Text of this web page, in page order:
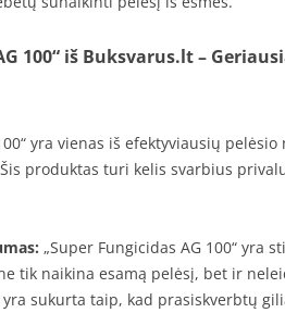
100“ iš Buksvarus.lt –
yra vienas iš efektyviausių
produktas turi kelis svarbius
„Super Fungicidas AG 100“ yra
tik naikina esamą pelėsį, bet ir
sukurta taip, kad prasiskverbtų